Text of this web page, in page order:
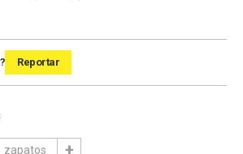
Reportar
zapatos